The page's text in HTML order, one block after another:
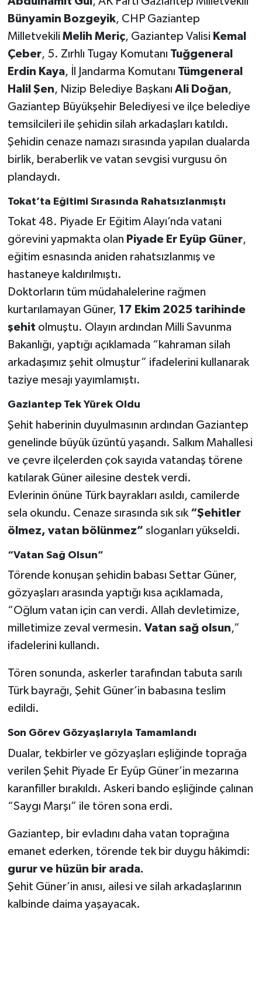
Bünyamin Bozgeyik, CHP Gaziantep
Milletvekili Melih Meriç, Gaziantep Valisi Kemal
Çeber, 5. Zırhlı Tugay Komutanı Tuğgeneral
Erdin Kaya, İl Jandarma Komutanı Tümgeneral
Halil Şen, Nizip Belediye Başkanı Ali Doğan,
Gaziantep Büyükşehir Belediyesi ve ilçe belediye
temsilcileri ile şehidin silah arkadaşları katıldı.
Şehidin cenaze namazı sırasında yapılan dualarda
birlik, beraberlik ve vatan sevgisi vurgusu ön
plandaydı.
Tokat’ta Eğitimi Sırasında Rahatsızlanmıştı
Tokat 48. Piyade Er Eğitim Alayı’nda vatani
görevini yapmakta olan Piyade Er Eyüp Güner,
eğitim esnasında aniden rahatsızlanmış ve
hastaneye kaldırılmıştı.
Doktorların tüm müdahalelerine rağmen
kurtarılamayan Güner, 17 Ekim 2025 tarihinde
şehit olmuştu. Olayın ardından Milli Savunma
Bakanlığı, yaptığı açıklamada “kahraman silah
arkadaşımız şehit olmuştur” ifadelerini kullanarak
taziye mesajı yayımlamıştı.
Gaziantep Tek Yürek Oldu
Şehit haberinin duyulmasının ardından Gaziantep
genelinde büyük üzüntü yaşandı. Salkım Mahallesi
ve çevre ilçelerden çok sayıda vatandaş törene
katılarak Güner ailesine destek verdi.
Evlerinin önüne Türk bayrakları asıldı, camilerde
sela okundu. Cenaze sırasında sık sık “Şehitler
ölmez, vatan bölünmez” sloganları yükseldi.
“Vatan Sağ Olsun”
Törende konuşan şehidin babası Settar Güner,
gözyaşları arasında yaptığı kısa açıklamada,
“Oğlum vatan için can verdi. Allah devletimize,
milletimize zeval vermesin. Vatan sağ olsun,”
ifadelerini kullandı.
Tören sonunda, askerler tarafından tabuta sarılı
Türk bayrağı, Şehit Güner’in babasına teslim
edildi.
Son Görev Gözyaşlarıyla Tamamlandı
Dualar, tekbirler ve gözyaşları eşliğinde toprağa
verilen Şehit Piyade Er Eyüp Güner’in mezarına
karanfiller bırakıldı. Askeri bando eşliğinde çalınan
“Saygı Marşı” ile tören sona erdi.
Gaziantep, bir evladını daha vatan toprağına
emanet ederken, törende tek bir duygu hâkimdi:
gurur ve hüzün bir arada.
Şehit Güner’in anısı, ailesi ve silah arkadaşlarının
kalbinde daima yaşayacak.